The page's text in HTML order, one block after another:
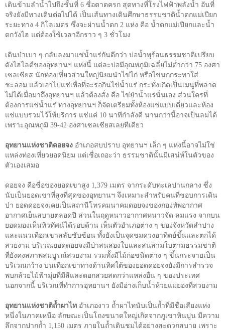
เดินข้ามลำน้ำไปถึงชั้นที่ 6 ชื่อตาดครก สุดทางที่โรงไฟฟ้าพลังน้ำ อันที่
จริงยังมีทางเดินต่อไปได้ เป็นเส้นทางเดินศึกษาธรรมชาติน้ำตกแม่เปียก
ระยะทาง 4 กิโลเมตร ซึ่งจะผ่านน้ำตก 2 แห่ง คือ น้ำตกแม่เปียกและน้ำ
ตกวังไฮ แต่ต้องใช้เวลาอีกราว ๆ 3 ชั่วโมง
เดินป่าเบา ๆ กลับลงมาแช่น้ำแร่กันดีกว่า บ่อน้ำพุร้อนธรรมชาติเปรียบ
ดังไฮไลต์ของอุทยานฯ แห่งนี้ แต่ละบ่อมีอุณหภูมิเฉลี่ยไม่ต่ำกว่า 75 องศา
เซลเซียส นักท่องเที่ยวส่วนใหญ่นิยมนำไข่ไก่ หรือไข่นกกระทาใส่
ชะลอม แล้วเอาไปแช่เพื่อที่จะรอกินไข่น้ำแร่ กระทั่งเกิดเป็นเมนูที่พลาด
ไม่ได้เมื่อมาถึงอุทยานฯ แล้วต้องสั่ง คือ ไข่ยำน้ำแร่นั่นเอง ส่วนใครที่
ต้องการแช่น้ำแร่ ทางอุทยานฯ ก็จัดเตรียมทั้งห้องแช่แบบเดี่ยวและห้อง
แช่แบบรวมไว้ให้บริการ แช่แค่ 10 นาทีกำลังดี นานกว่านี้อาจเป็นลมได้
เพราะอุณหภูมิ 39-42 องศาเซลเซียสเลยทีเดียว
อุทยานแห่งชาติดอยจง อำเภอสบปราบ อุทยานฯ เล็ก ๆ แห่งนี้อาจไม่ใช่
แหล่งท่องเที่ยวยอดนิยม แต่เชื่อเถอะว่า ธรรมชาตินั้นมีเสน่ห์ในตัวของ
ตัวเองเสมอ
ดอยจง คือชื่อของยอดเขาสูง 1,379 เมตร จากระดับทะเลปานกลาง ซึ่ง
นับเป็นยอดเขาที่สูงที่สุดของอุทยานฯ จึงเหมาะสำหรับคนที่ชอบการเดิน
ป่า ยอดดอยจงเคยเป็นสถานีโทรคมนาคมดอยจงของกองทัพอากาศ
อากาศเย็นสบายตลอดปี ส่วนในฤดูหนาวอากาศหนาวจัด ลมแรง จากบน
ยอดมองเห็นทิวทัศน์ได้รอบด้าน เห็นตัวอำเภอต่าง ๆ ของจังหวัดลำปาง
และแนวเทือกเขาสลับซับซ้อน ทั้งยังเป็นจุดชมดวงอาทิตย์ขึ้นและตกได้
สวยงาม บริเวณยอดดอยจงมีป่าสนสองใบและสนสามใบตามธรรมชาติ
ที่ยังคงสภาพสมบูรณ์สวยงาม รวมทั้งมีไม้ก่อชนิดต่าง ๆ ขึ้นกระจายเป็น
บริเวณกว้าง บนเทือกเขาทางด้านทิศใต้ของยอดดอยจงยังมีการสำรวจ
พบกล้วยไม้ฟ้ามุ่ยที่มีสีและดอกสวยสดกว่าแหล่งอื่น ๆ ของประเทศ
นอกจากนี้ บริเวณที่ทำการอุทยานฯ ยังมีอ่างเก็บน้ำห้วยแม่ยองที่สวยงาม
อุทยานแห่งชาติถ้ำผาไท อำเภองาว ถ้ำผาไทนับเป็นถ้ำที่มีชื่อเสียงแห่ง
หนึ่งในภาคเหนือ ลักษณะเป็นโถงขนาดใหญ่เกิดจากภูเขาหินปูน มีความ
ลึกจากปากถ้ำ 1,150 เมตร ภายในถ้ำเดินชมได้อย่างสะดวกสบาย เพราะ